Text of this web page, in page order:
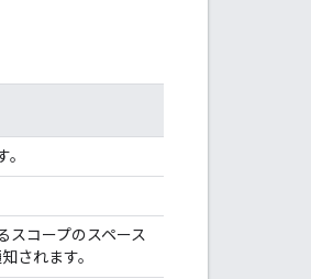
スコープのスペース
されます。